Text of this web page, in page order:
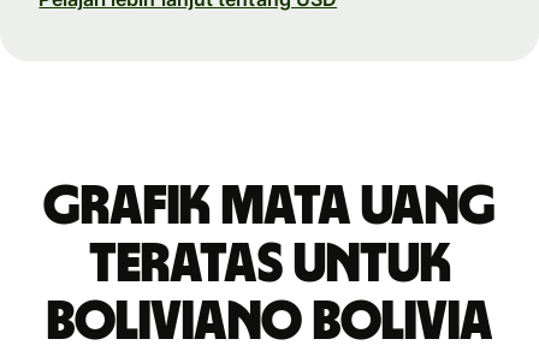
Grafik mata uang
teratas untuk
boliviano Bolivia